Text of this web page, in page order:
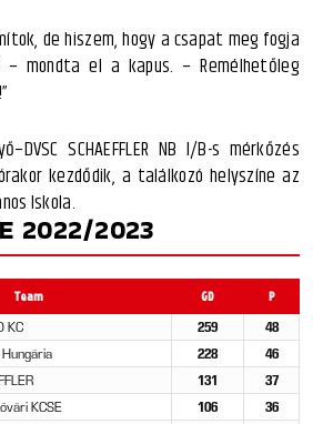
de hiszem, hogy a csapat meg fogja
mondta el a kapus. – Remélhetőleg
SCHAEFFLER NB I/B-s mérkőzés
kezdődik, a találkozó helyszíne az
Iskola.
2022/2023
Team GD P
KC 259
48
Hungária 228
46
131
37
KCSE 106
36